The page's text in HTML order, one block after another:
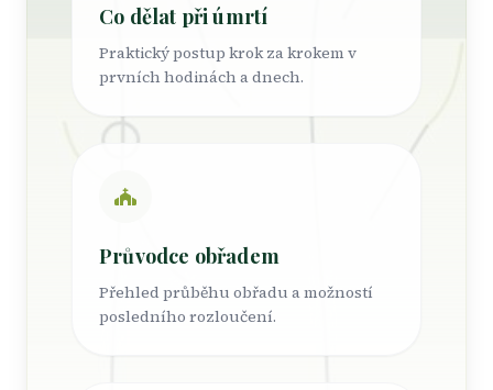
Co dělat při úmrtí
Praktický postup krok za krokem v
prvních hodinách a dnech.
Průvodce obřadem
Přehled průběhu obřadu a možností
posledního rozloučení.